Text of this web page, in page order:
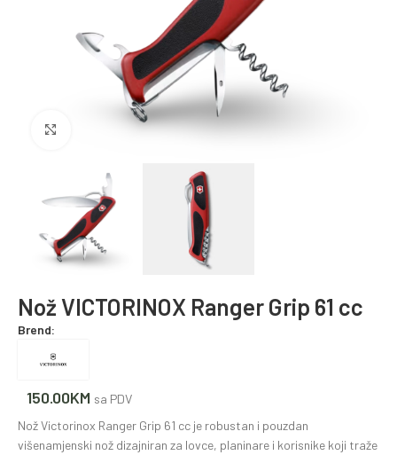
Povećajte fotografiju
Nož VICTORINOX Ranger Grip 61 cc
Brend:
150.00KM sa PDV
Nož Victorinox Ranger Grip 61 cc je robustan i pouzdan
višenamjenski nož dizajniran za lovce, planinare i korisnike koji traže